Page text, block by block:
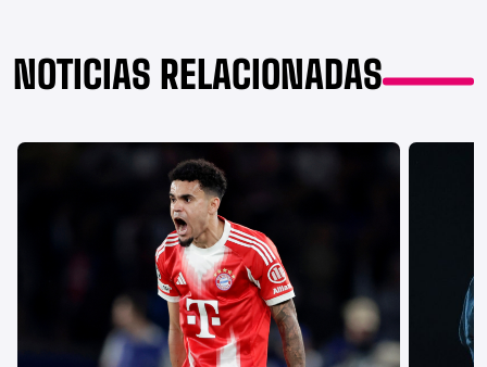
NOTICIAS RELACIONADAS